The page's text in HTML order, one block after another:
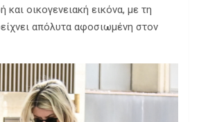
και οικογενειακή εικόνα, με τη
απόλυτα αφοσιωμένη στον